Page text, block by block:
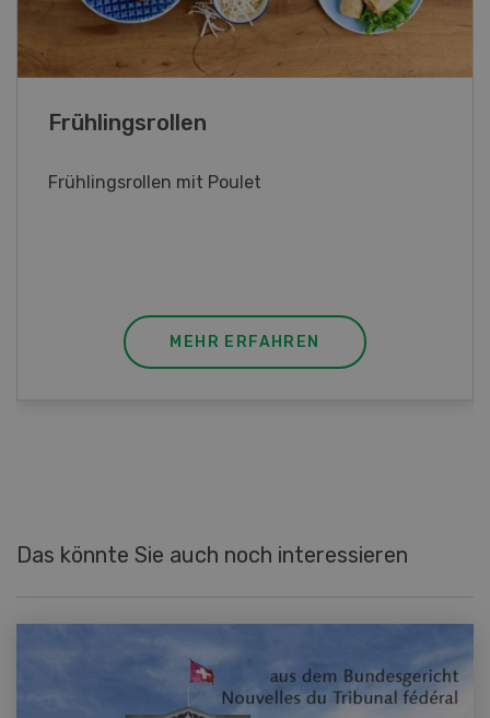
Poulet mit Spinat-Dörrtomaten-
MEHR ERFAHREN
Das könnte Sie auch noch interessieren